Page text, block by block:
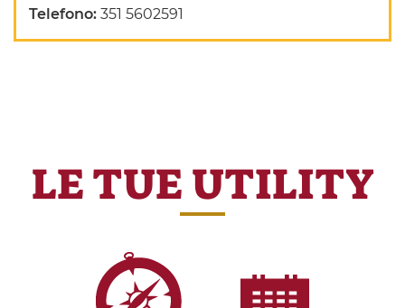
Telefono:351 5602591
LE TUE UTILITY